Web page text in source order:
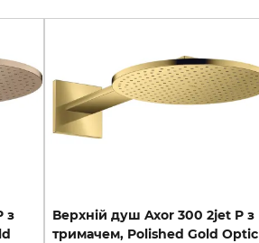
з
Верхній душ Axor 300 2jet P з
тримачем, Polished Gold Optic